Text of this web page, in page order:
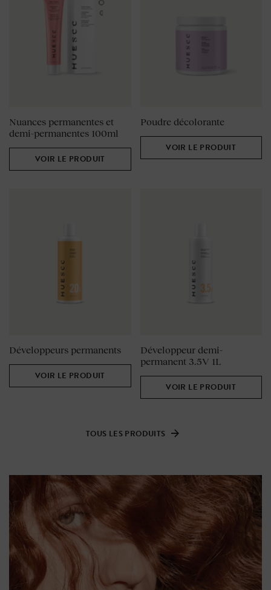
Nuances permanentes et
demi-permanentes 100ml
VOIR LE PRODUIT
Poudre décolorante
VOIR LE PRODUIT
Développeurs permanents
VOIR LE PRODUIT
Développeur demi-
permanent 3.5V 1L
VOIR LE PRODUIT
TOUS LES PRODUITS